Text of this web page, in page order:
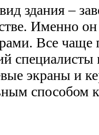
здания –
Именно
Все чаще
экраны и
способом